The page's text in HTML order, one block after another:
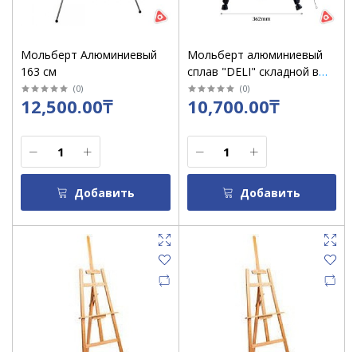
Мольберт Алюминиевый
163 см
(0)
12,500.00₸
Добавить
Мольберт алюминиевый
сплав "DELI" складной в
чехле (ножки) /73880
(0)
10,700.00₸
Добавить